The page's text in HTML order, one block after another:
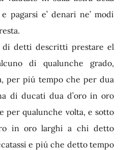
pagarsi e’ denari ne’ modi
di detti descritti prestare el
di qualunche grado,
per piú tempo che per dua
di ducati dua d’oro in oro
per qualunche volta, e sotto
in oro larghi a chi detto
e piú che detto tempo